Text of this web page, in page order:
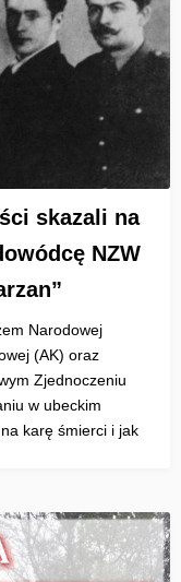
skazali na
NZW
Narodowej
(AK) oraz
Zjednoczeniu
w ubeckim
karę śmierci i jak